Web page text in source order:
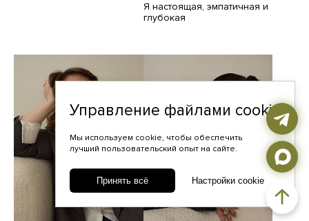
Я настоящая, эмпатичная и
глубокая
Управление файлами cookie
Мы используем cookie, чтобы обеспечить
лучший пользовательский опыт на сайте.
Принять всё Настройки cookie